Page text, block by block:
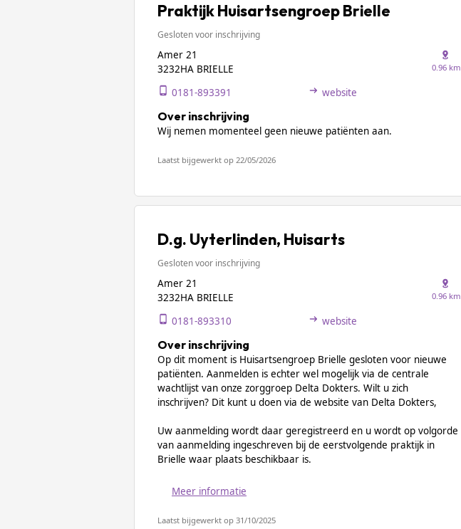
Praktijk Huisartsengroep Brielle
Gesloten voor inschrijving
Amer 21
3232HA BRIELLE
0.96 km
0181-893391 website
Over inschrijving
Wij nemen momenteel geen nieuwe patiënten aan.
Laatst bijgewerkt op 22/05/2026
D.g. Uyterlinden, Huisarts
Gesloten voor inschrijving
Amer 21
3232HA BRIELLE
0.96 km
0181-893310 website
Over inschrijving
Op dit moment is Huisartsengroep Brielle gesloten voor nieuwe
patiënten. Aanmelden is echter wel mogelijk via de centrale
wachtlijst van onze zorggroep Delta Dokters. Wilt u zich
inschrijven? Dit kunt u doen via de website van Delta Dokters,
Uw aanmelding wordt daar geregistreerd en u wordt op volgorde
van aanmelding ingeschreven bij de eerstvolgende praktijk in
Brielle waar plaats beschikbaar is.
Meer informatie
Laatst bijgewerkt op 31/10/2025